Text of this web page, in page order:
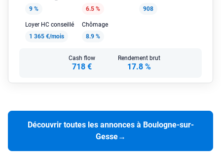
9 %
6.5 %
908
Loyer HC conseillé
1 365 €/mois
Chômage
8.9 %
Cash flow
718 €
Rendement brut
17.8 %
Découvrir toutes les annonces à Boulogne-sur-
Gesse→